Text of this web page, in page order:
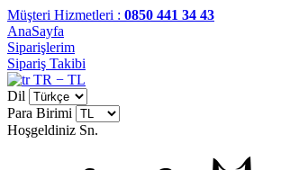
Müşteri Hizmetleri : 0850 441 34 43
AnaSayfa
Siparişlerim
Sipariş Takibi
TR − TL
Dil
Para Birimi
Hoşgeldiniz Sn.